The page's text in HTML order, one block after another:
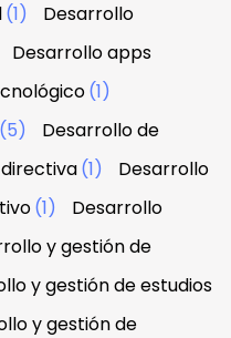
(1)
Desarrollo
Desarrollo apps
(1)
(5)
Desarrollo de
(1)
Desarrollo
(1)
Desarrollo
y gestión de
y gestión de estudios
y gestión de